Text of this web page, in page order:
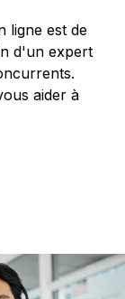
ligne est de
d'un expert
aider à